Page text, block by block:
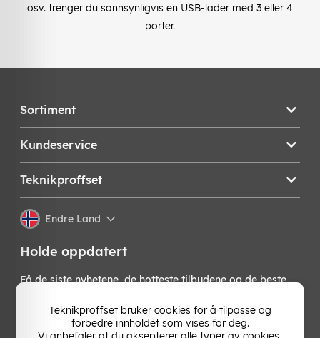
osv. trenger du sannsynligvis en USB-lader med 3 eller 4
porter.
Sortiment
Kundeservice
Teknikproffset
Endre Land
Holde oppdatert
Få de siste nyhetene, de hotteste tilbudene og de beste
nyhetsbrev!
Teknikproffset bruker cookies for å tilpasse og
forbedre innholdet som vises for deg.